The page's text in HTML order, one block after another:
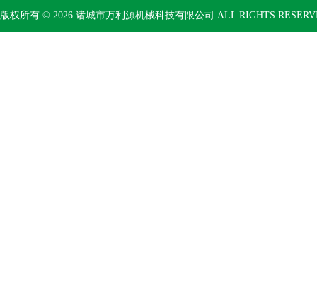
版权所有 © 2026 诸城市万利源机械科技有限公司 ALL RIGHTS